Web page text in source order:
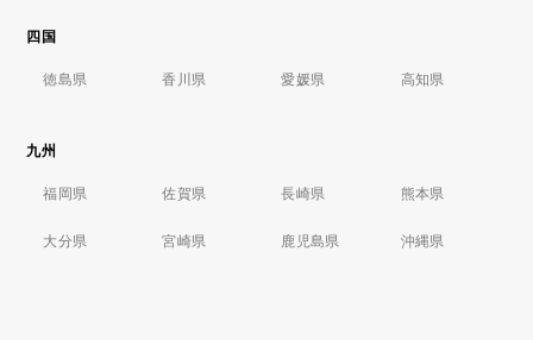
四国
徳島県 香川県 愛媛県 高知県
九州
福岡県 佐賀県 長崎県 熊本県
大分県 宮崎県 鹿児島県 沖縄県